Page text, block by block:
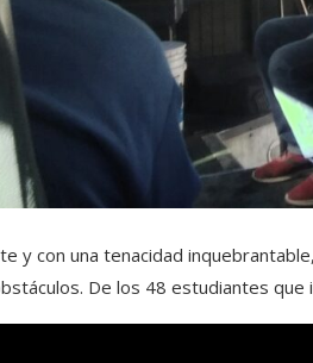
y con una tenacidad
De los 48 estudiantes que